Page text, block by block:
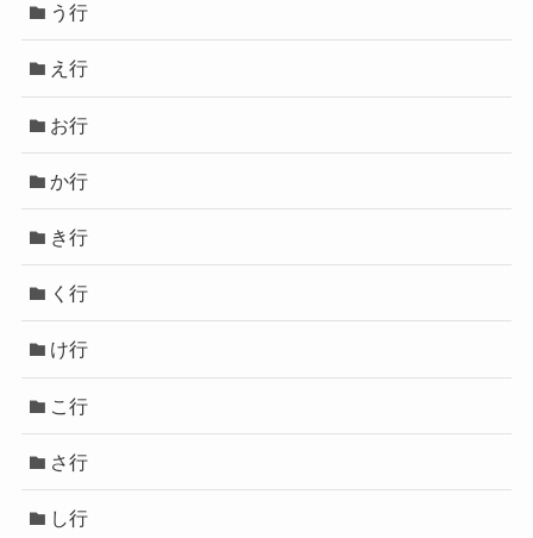
う行
え行
お行
か行
き行
く行
け行
こ行
さ行
し行